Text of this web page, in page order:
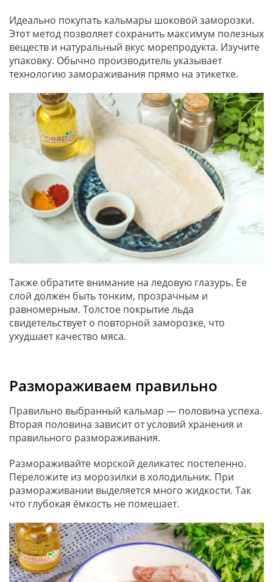
Идеально покупать кальмары шоковой заморозки.
Этот метод позволяет сохранить максимум полезных
веществ и натуральный вкус морепродукта. Изучите
упаковку. Обычно производитель указывает
технологию замораживания прямо на этикетке.
Также обратите внимание на ледовую глазурь. Ее
слой должен быть тонким, прозрачным и
равномерным. Толстое покрытие льда
свидетельствует о повторной заморозке, что
ухудшает качество мяса.
Размораживаем правильно
Правильно выбранный кальмар — половина успеха.
Вторая половина зависит от условий хранения и
правильного размораживания.
Размораживайте морской деликатес постепенно.
Переложите из морозилки в холодильник. При
размораживании выделяется много жидкости. Так
что глубокая ёмкость не помешает.